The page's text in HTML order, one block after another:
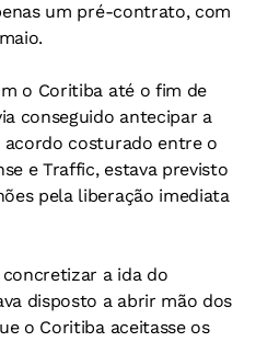
um pré-contrato, com
o Coritiba até o fim de
conseguido antecipar a
costurado entre o
e Traffic, estava previsto
pela liberação imediata
concretizar a ida do
disposto a abrir mão dos
o Coritiba aceitasse os